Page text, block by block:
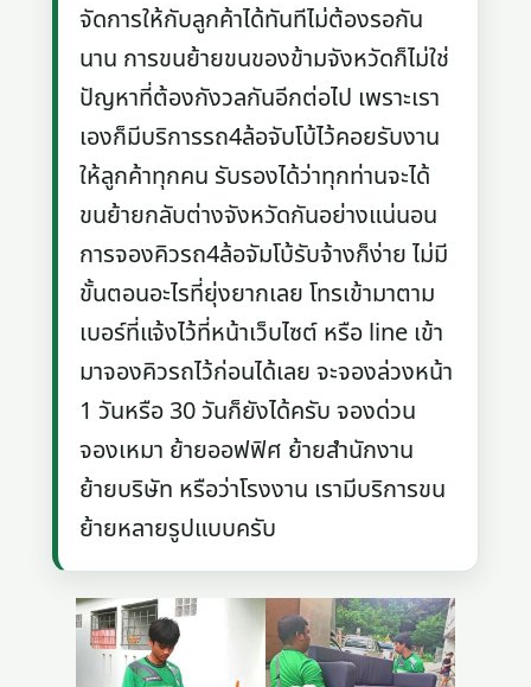
จัดการให้กับลูกค้าได้ทันทีไม่ต้องรอกัน
นาน การขนย้ายขนของข้ามจังหวัดก็ไม่ใช่
ปัญหาที่ต้องกังวลกันอีกต่อไป เพราะเรา
เองก็มีบริการรถ4ล้อจับโบ้ไว้คอยรับงาน
ให้ลูกค้าทุกคน รับรองได้ว่าทุกท่านจะได้
ขนย้ายกลับต่างจังหวัดกันอย่างแน่นอน
การจองคิวรถ4ล้อจัมโบ้รับจ้างก็ง่าย ไม่มี
ขั้นตอนอะไรที่ยุ่งยากเลย โทรเข้ามาตาม
เบอร์ที่แจ้งไว้ที่หน้าเว็บไซต์ หรือ line เข้า
มาจองคิวรถไว้ก่อนได้เลย จะจองล่วงหน้า
1 วันหรือ 30 วันก็ยังได้ครับ จองด่วน
จองเหมา ย้ายออฟฟิศ ย้ายสำนักงาน
ย้ายบริษัท หรือว่าโรงงาน เรามีบริการขน
ย้ายหลายรูปแบบครับ